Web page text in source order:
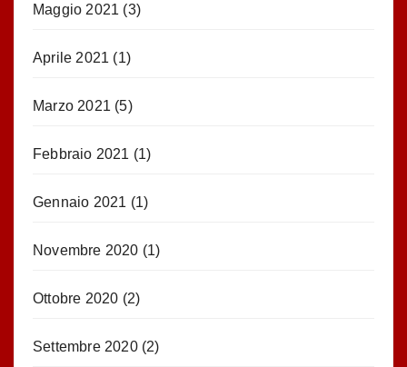
Maggio 2021 (3)
Aprile 2021 (1)
Marzo 2021 (5)
Febbraio 2021 (1)
Gennaio 2021 (1)
Novembre 2020 (1)
Ottobre 2020 (2)
Settembre 2020(2)